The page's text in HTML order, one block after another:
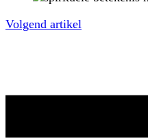
Volgend artikel